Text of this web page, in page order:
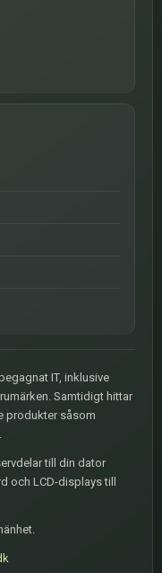
IT, inklusive
Samtidigt hittar
produkter såsom
till din dator
och LCD-displays till